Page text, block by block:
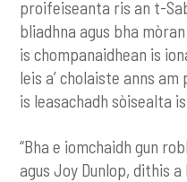
proifeiseanta ris an t-
bliadhna agus bha
is chompanaidhean is
leis a’ cholaiste anns
is leasachadh sòisealta
“Bha e iomchaidh gun
agus Joy Dunlop, dithis